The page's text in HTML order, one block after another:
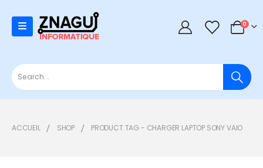
0 0
ACCUEIL SHOP PRODUCT TAG - CHARGER LAPTOP SONY VAIO